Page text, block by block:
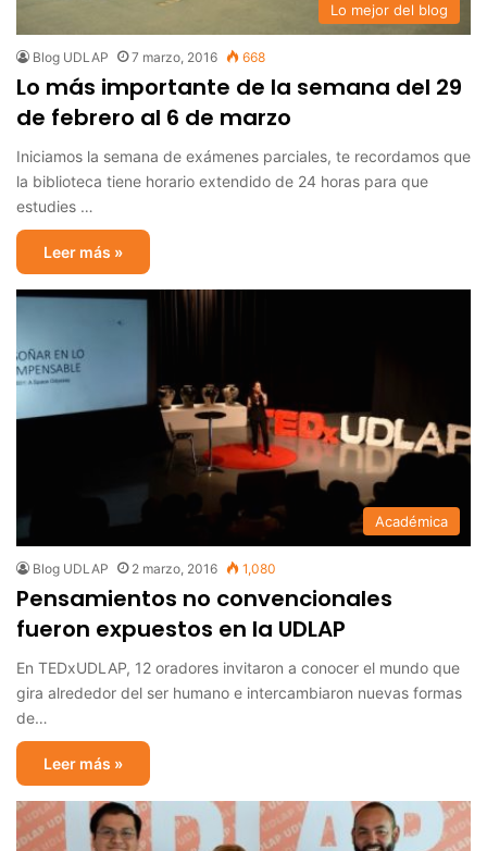
Lo mejor del blog
Blog UDLAP 7 marzo, 2016 668
Lo más importante de la semana del 29
de febrero al 6 de marzo
Iniciamos la semana de exámenes parciales, te recordamos que
la biblioteca tiene horario extendido de 24 horas para que
estudies …
Leer más »
Académica
Blog UDLAP 2 marzo, 2016 1,080
Pensamientos no convencionales
fueron expuestos en la UDLAP
En TEDxUDLAP, 12 oradores invitaron a conocer el mundo que
gira alrededor del ser humano e intercambiaron nuevas formas
de…
Leer más »